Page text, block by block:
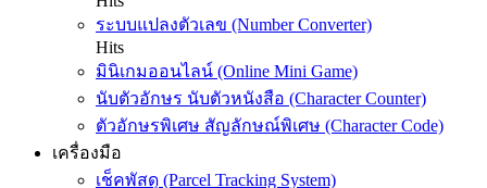
ระบบแปลงตัวเลข (Number Converter)
Hits
มินิเกมออนไลน์ (Online Mini Game)
นับตัวอักษร นับตัวหนังสือ (Character Counter)
ตัวอักษรพิเศษ สัญลักษณ์พิเศษ (Character Code)
เครื่องมือ
เช็คพัสดุ (Parcel Tracking System)